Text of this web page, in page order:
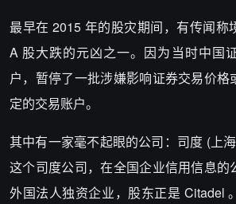
最早在 2015 年的股灾期间，有传闻称
A 股大跌的元凶之一。因为当时中国
户，暂停了一批涉嫌影响证券交易价格
定的交易账户。
其中有一家毫不起眼的公司：司度 (上
这个司度公司，在全国企业信用信息的
外国法人独资企业，股东正是 Citadel